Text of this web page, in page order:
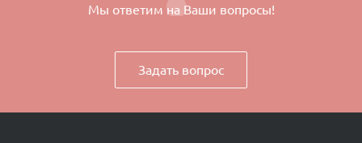
Мы ответим на Ваши вопросы!
Задать вопрос